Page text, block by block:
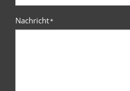
Nachricht*